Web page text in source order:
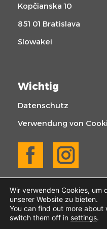
Kopčianska 10
851 01 Bratislava
Slowakei
Wichtig
Datenschutz
Verwendung von
© 2025 KOGABAU |
Wir verwenden Cookies, um
unserer Website zu bieten.
You can find out more about
switch them off in settings.